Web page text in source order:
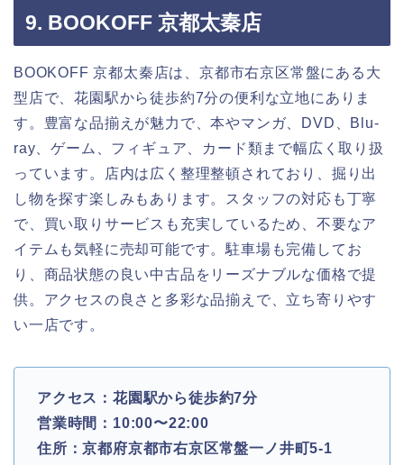
9. BOOKOFF 京都太秦店
BOOKOFF 京都太秦店は、京都市右京区常盤にある大
型店で、花園駅から徒歩約7分の便利な立地にありま
す。豊富な品揃えが魅力で、本やマンガ、DVD、Blu-
ray、ゲーム、フィギュア、カード類まで幅広く取り扱
っています。店内は広く整理整頓されており、掘り出
し物を探す楽しみもあります。スタッフの対応も丁寧
で、買い取りサービスも充実しているため、不要なア
イテムも気軽に売却可能です。駐車場も完備してお
り、商品状態の良い中古品をリーズナブルな価格で提
供。アクセスの良さと多彩な品揃えで、立ち寄りやす
い一店です。
アクセス：花園駅から徒歩約7分
営業時間：10:00〜22:00
住所：京都府京都市右京区常盤一ノ井町5-1